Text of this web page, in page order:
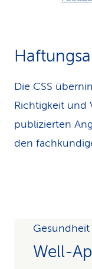
Die CSS
Richtigkeit und
publizierten
den
Well-